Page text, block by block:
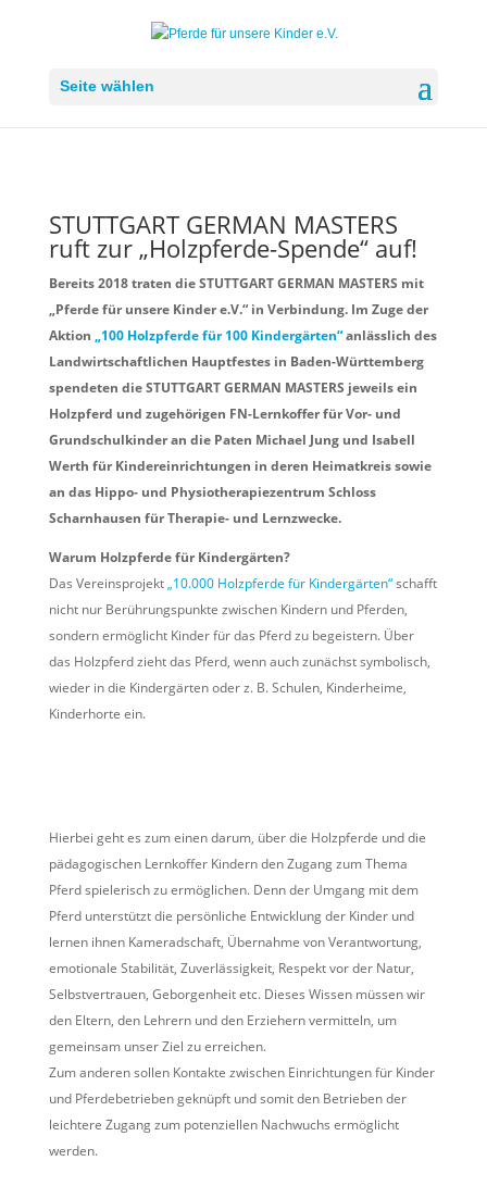
Seite wählen
STUTTGART GERMAN MASTERS
ruft zur „Holzpferde-Spende“ auf!
Bereits 2018 traten die STUTTGART GERMAN MASTERS mit
„Pferde für unsere Kinder e.V.“ in Verbindung. Im Zuge der
Aktion „100 Holzpferde für 100 Kindergärten“anlässlich des
Landwirtschaftlichen Hauptfestes in Baden-Württemberg
spendeten die STUTTGART GERMAN MASTERS jeweils ein
Holzpferd und zugehörigen FN-Lernkoffer für Vor- und
Grundschulkinder an die Paten Michael Jung und Isabell
Werth für Kindereinrichtungen in deren Heimatkreis sowie
an das Hippo- und Physiotherapiezentrum Schloss
Scharnhausen für Therapie- und Lernzwecke.
Warum Holzpferde für Kindergärten?
Das Vereinsprojekt„10.000 Holzpferde für Kindergärten“schafft
nicht nur Berührungspunkte zwischen Kindern und Pferden,
sondern ermöglicht Kinder für das Pferd zu begeistern. Über
das Holzpferd zieht das Pferd, wenn auch zunächst symbolisch,
wieder in die Kindergärten oder z. B. Schulen, Kinderheime,
Kinderhorte ein.
Hierbei geht es zum einen darum, über die Holzpferde und die
pädagogischen Lernkoffer Kindern den Zugang zum Thema
Pferd spielerisch zu ermöglichen. Denn der Umgang mit dem
Pferd unterstützt die persönliche Entwicklung der Kinder und
lernen ihnen Kameradschaft, Übernahme von Verantwortung,
emotionale Stabilität, Zuverlässigkeit, Respekt vor der Natur,
Selbstvertrauen, Geborgenheit etc. Dieses Wissen müssen wir
den Eltern, den Lehrern und den Erziehern vermitteln, um
gemeinsam unser Ziel zu erreichen.
Zum anderen sollen Kontakte zwischen Einrichtungen für Kinder
und Pferdebetrieben geknüpft und somit den Betrieben der
leichtere Zugang zum potenziellen Nachwuchs ermöglicht
werden.